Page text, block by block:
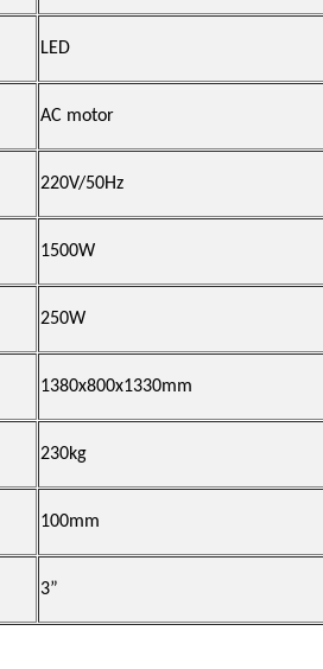
LED
AC motor
220V/50Hz
1500W
250W
1380x800x1330mm
230kg
100mm
3”